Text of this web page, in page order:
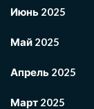
Июнь 2025
Май 2025
Апрель 2025
Март 2025